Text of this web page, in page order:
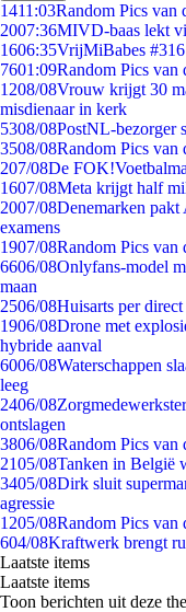
1411:03Random Pics van
2007:36MIVD-baas lekt
1606:35VrijMiBabes
7601:09Random Pics van
1208/08Vrouw krijgt 30
misdienaar in kerk
5308/08PostNL-bezorger
3508/08Random Pics van
207/08De
1607/08Meta krijgt half
2007/08Denemarken
examens
1907/08Random Pics van
6606/08Onlyfans-model
maan
2506/08Huisarts per
1906/08Drone met
hybride aanval
6006/08Waterschappen
leeg
2406/08
ontslagen
3806/08Random Pics van
2105/08Tanken in België
3405/08Dirk sluit
agressie
1205/08Random Pics van
604/08Kraftwerk brengt
Laatste items
Laatste items
Toon berichten uit deze